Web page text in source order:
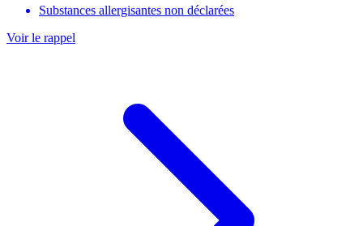
Substances allergisantes non déclarées
Voir le rappel